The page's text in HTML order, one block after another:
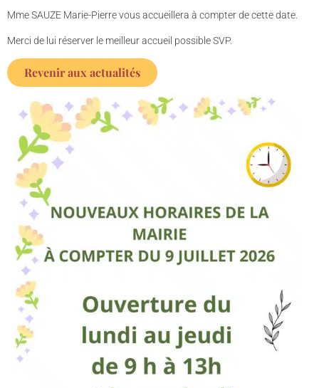
Mme SAUZE Marie-Pierre vous accueillera à compter de cette date.
Merci de lui réserver le meilleur accueil possible SVP.
Revenir aux actualités